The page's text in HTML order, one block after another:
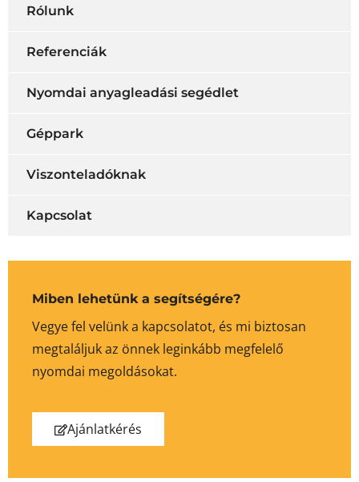
Rólunk
Referenciák
Nyomdai anyagleadási segédlet
Géppark
Viszonteladóknak
Kapcsolat
Miben lehetünk a segítségére?
Vegye fel velünk a kapcsolatot, és mi biztosan
megtaláljuk az önnek leginkább megfelelő
nyomdai megoldásokat.
Ajánlatkérés